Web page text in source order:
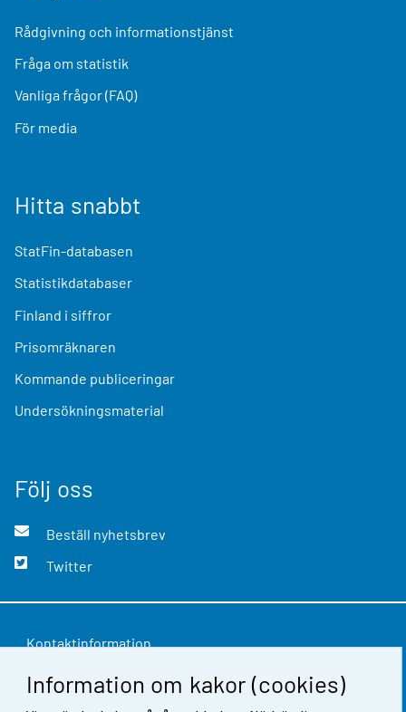
Information om kakor (cookies)
Rådgivning och informationstjänst
Fråga om statistik
Vanliga frågor (FAQ)
För media
Hitta snabbt
StatFin-databasen
Statistikdatabaser
Finland i siffror
Prisomräknaren
Kommande publiceringar
Undersökningsmaterial
Följ oss
Beställ nyhetsbrev
Twitter
Kontaktinformation
Respons